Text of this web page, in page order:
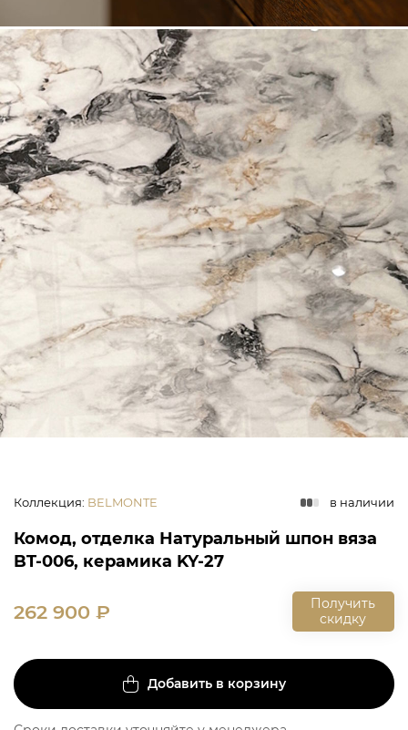
Коллекция: BELMONTE в наличии
Комод, отделка Натуральный шпон вяза
BT-006, керамика KY-27
262 900 ₽
Получить
скидку
Добавить в корзину